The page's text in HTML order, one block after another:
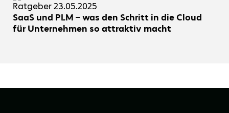
Ratgeber23.05.2025
SaaS und PLM – was den Schritt in die Cloud
für Unternehmen so attraktiv macht